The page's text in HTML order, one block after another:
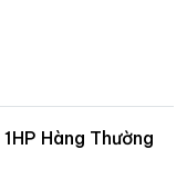
Hàng Thường